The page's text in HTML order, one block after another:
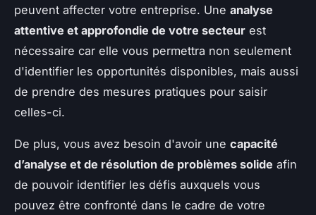
peuvent affecter votre entreprise. Une analyse
attentive et approfondie de votre secteur est
nécessaire car elle vous permettra non seulement
d'identifier les opportunités disponibles, mais aussi
de prendre des mesures pratiques pour saisir
celles-ci.
De plus, vous avez besoin d'avoir une capacité
d’analyse et de résolution de problèmes solide afin
de pouvoir identifier les défis auxquels vous
pouvez être confronté dans le cadre de votre